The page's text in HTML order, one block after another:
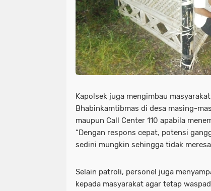
Kapolsek juga mengimbau
Bhabinkamtibmas di desa masing-
maupun Call Center 110 apabila
“Dengan respons cepat, potensi
sedini mungkin sehingga tidak
Selain patroli, personel juga
kepada masyarakat agar tetap